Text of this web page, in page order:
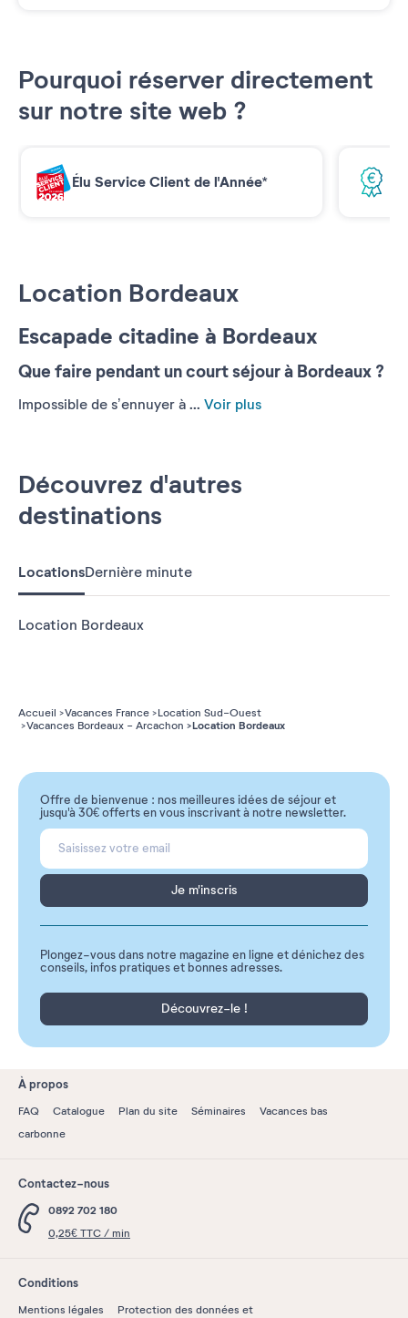
Location Bordeaux
Escapade citadine à Bordeaux
Que faire pendant un court séjour à Bordeaux ?
Impossible de s’ennuyer à ... Voir plus
Pourquoi réserver directement
sur notre site web ?
Élu Service Client de l'Année*
Découvrez d'autres
destinations
LocationsDernière minute
Location Bordeaux
Accueil Vacances France
Location Sud-Ouest
Vacances Bordeaux - Arcachon
Location Bordeaux
Offre de bienvenue : nos meilleures idées de séjour et
jusqu'à 30€ offerts en vous inscrivant à notre newsletter.
Je m'inscris
Plongez-vous dans notre magazine en ligne et dénichez des
conseils, infos pratiques et bonnes adresses.
Découvrez-le !
À propos
FAQ Catalogue Plan du site Séminaires
Vacances bas
carbonne
Contactez-nous
0892 702 180
0,25€ TTC / min
Conditions
Mentions légales
Protection des données et